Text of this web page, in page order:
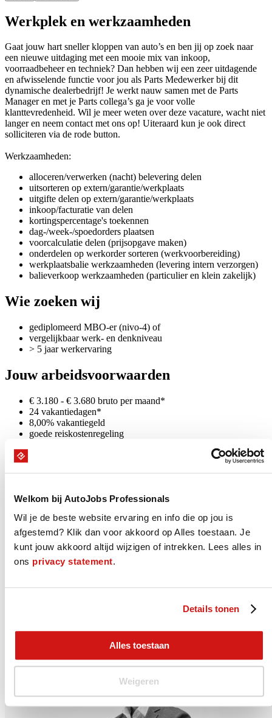
Welkom bij AutoJobs Professionals
Wil je de beste website ervaring en info die op jou is
afgestemd? Klik dan voor akkoord op Alles toestaan. Je
kunt jouw akkoord altijd wijzigen of intrekken. Lees alles in
ons privacy statement.
Details tonen
Alles toestaan
Weigeren
Werkplek en werkzaamheden
Gaat jouw hart sneller kloppen van auto’s en ben jij op zoek naar
een nieuwe uitdaging met een mooie mix van inkoop,
voorraadbeheer en techniek? Dan hebben wij een zeer uitdagende
en afwisselende functie voor jou als Parts Medewerker bij dit
dynamische dealerbedrijf! Je werkt nauw samen met de Parts
Manager en met je Parts collega’s ga je voor volle
klanttevredenheid. Wil je meer weten over deze vacature, wacht niet
langer en neem contact met ons op! Uiteraard kun je ook direct
solliciteren via de rode button.
Werkzaamheden:
alloceren/verwerken (nacht) belevering delen
uitsorteren op extern/garantie/werkplaats
uitgifte delen op extern/garantie/werkplaats
inkoop/facturatie van delen
kortingspercentage's toekennen
dag-/week-/spoedorders plaatsen
voorcalculatie delen (prijsopgave maken)
onderdelen op werkorder sorteren (werkvoorbereiding)
werkplaatsbalie werkzaamheden (levering intern verzorgen)
balieverkoop werkzaamheden (particulier en klein zakelijk)
Wie zoeken wij
gediplomeerd MBO-er (nivo-4) of
vergelijkbaar werk- en denkniveau
> 5 jaar werkervaring
Jouw arbeidsvoorwaarden
€ 3.180 - € 3.680 bruto per maand*
24 vakantiedagen*
8,00% vakantiegeld
goede reiskostenregeling
pensioeninleg 24,9% (70% rekening werkgever!)
Wat we voor je doen
We helpen je graag bij het vinden van jouw juiste nieuwe baan. Dat
in dienst bij je nieuwe werkgever kan natuurlijk ook. Neem
contact
met ons op of solliciteer direct op deze vacature.